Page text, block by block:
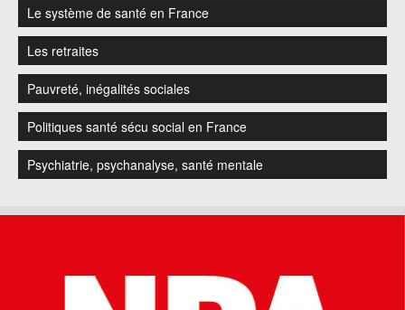
Le système de santé en France
Les retraites
Pauvreté, inégalités sociales
Politiques santé sécu social en France
Psychiatrie, psychanalyse, santé mentale